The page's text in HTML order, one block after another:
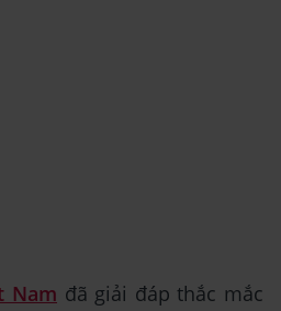
Nam đã giải đáp thắc mắc